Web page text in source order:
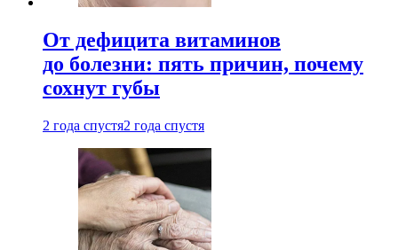
От дефицита витаминов
до болезни: пять причин, почему
сохнут губы
2 года спустя2 года спустя